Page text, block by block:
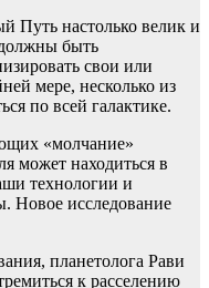
Путь настолько велик и
быть
свои или
мере, несколько из
по всей галактике.
«молчание»
может находиться в
технологии и
Новое исследование
планетолога Рави
к расселению